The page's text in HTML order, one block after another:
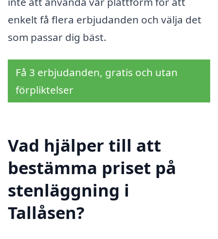
enkelt få flera erbjudanden och välja det
som passar dig bäst.
Få 3 erbjudanden, gratis och utan
förpliktelser
Vad hjälper till att
bestämma priset på
stenläggning i
Tallåsen?